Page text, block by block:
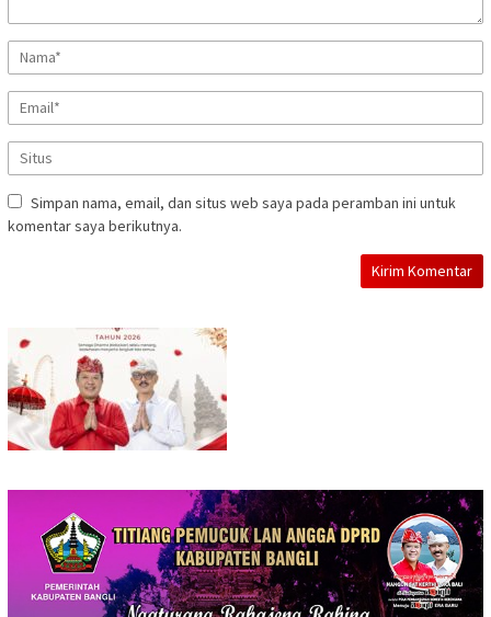
Simpan nama, email, dan situs web saya pada peramban ini untuk
komentar saya berikutnya.